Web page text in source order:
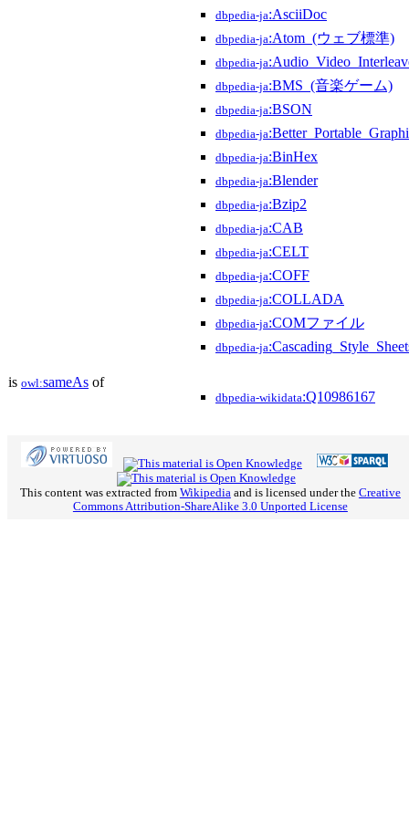
dbpedia-ja:AsciiDoc
dbpedia-ja:Atom_(ウェブ標準)
dbpedia-ja
dbpedia-ja:BMS_(音楽ゲーム)
dbpedia-ja:BSON
dbpedia-ja
dbpedia-ja:BinHex
dbpedia-ja:Blender
dbpedia-ja:Bzip2
dbpedia-ja:CAB
dbpedia-ja:CELT
dbpedia-ja:COFF
dbpedia-ja:COLLADA
dbpedia-ja:COMファイル
dbpedia-ja
is owl:sameAs of
dbpedia-wikidata:Q10986167
This content was extracted from Wikipedia and is licensed under the Creative
Commons Attribution-ShareAlike 3.0 Unported License